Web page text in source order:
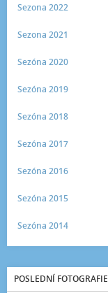
Sezona 2022
Sezona 2021
Sezóna 2020
Sezóna 2019
Sezóna 2018
Sezóna 2017
Sezóna 2016
Sezóna 2015
Sezóna 2014
POSLEDNÍ FOTOGRAFIE